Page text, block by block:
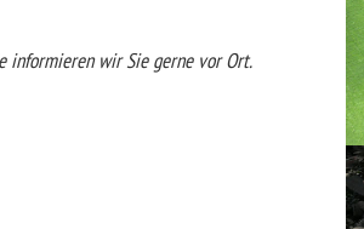
informieren wir Sie gerne vor Ort.